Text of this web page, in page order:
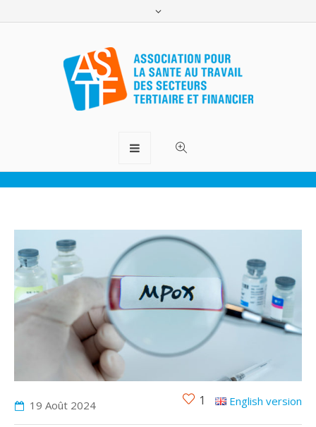
Mpox (La Variole du Singe)
19 Août 2024 1 English version